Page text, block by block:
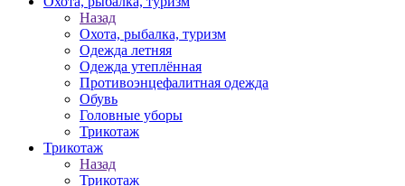
Назад
Охота, рыбалка, туризм
Одежда летняя
Одежда утеплённая
Противоэнцефалитная одежда
Обувь
Головные уборы
Трикотаж
Трикотаж
Назад
Трикотаж